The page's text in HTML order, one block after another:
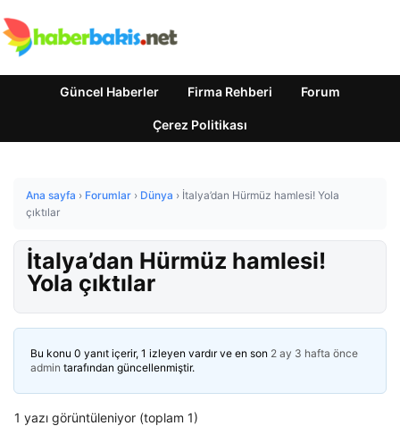
Güncel Haberler Firma Rehberi Forum
Çerez Politikası
Ana sayfa › Forumlar › Dünya › İtalya’dan Hürmüz hamlesi! Yola
çıktılar
İtalya’dan Hürmüz hamlesi!
Yola çıktılar
Bu konu 0 yanıt içerir, 1 izleyen vardır ve en son 2 ay 3 hafta önce
admin tarafından güncellenmiştir.
1 yazı görüntüleniyor (toplam 1)